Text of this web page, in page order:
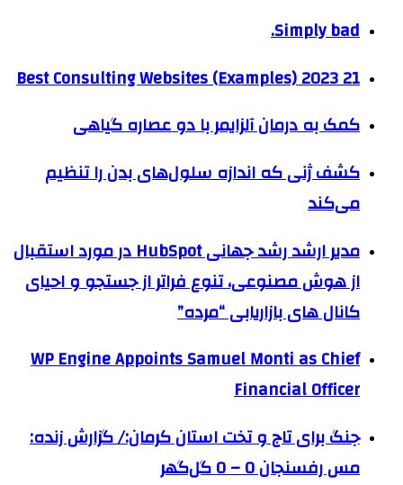
Simply bad.
21 Best Consulting Websites (Examples) 2023
کمک به درمان آلزایمر با دو عصاره گیاهی
کشف ژنی که اندازه سلول‌های بدن را تنظیم
می‌کند
مدیر ارشد رشد جهانی HubSpot در مورد استقبال
از هوش مصنوعی، تنوع فراتر از جستجو و احیای
کانال های بازاریابی “مرده”
WP Engine Appoints Samuel Monti as Chief
Financial Officer
جنگ برای تاج و تخت استان کرمان:/ گزارش زنده:
مس رفسنجان 0 – 0 گل‌گهر